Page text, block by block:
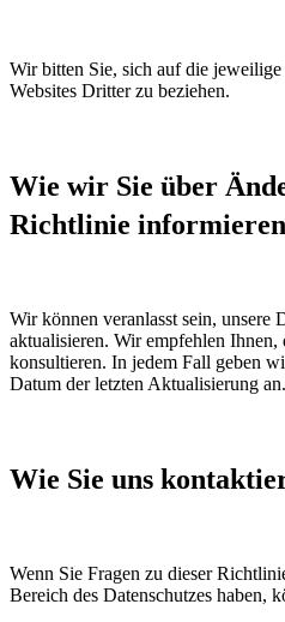
Wir bitten Sie, sich auf die
Websites Dritter zu beziehen.
Wie wir Sie über
Richtlinie informieren
Wir können veranlasst sein, unsere
aktualisieren. Wir empfehlen
konsultieren. In jedem Fall geben
Datum der letzten Aktualisierung an.
Wie Sie uns
Wenn Sie Fragen zu dieser
Bereich des Datenschutzes haben,